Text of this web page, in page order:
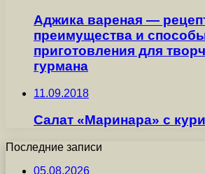
Аджика вареная —
преимущества и
приготовления для
гурмана
11.09.2018
Салат «Маринара» с
Последние записи
05.08.2026